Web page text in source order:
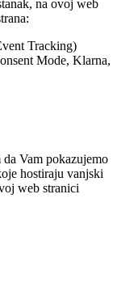
na ovoj web
Tracking)
Mode, Klarna,
Vam pokazujemo
hostiraju vanjski
web stranici